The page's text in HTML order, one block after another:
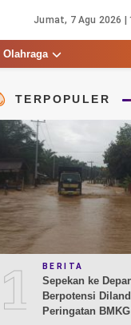
Jumat, 7 Agu 2026 |
Olahraga
TERPOPULER
1 BERITA
Sepekan ke
Berpotensi
Peringatan BMKG